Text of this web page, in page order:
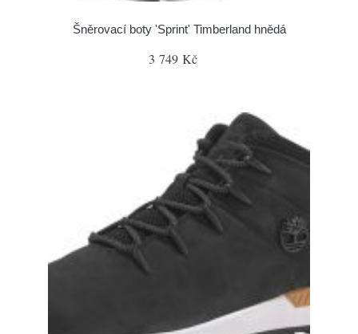
Šněrovací boty 'Sprint' Timberland hnědá
3 749 Kč